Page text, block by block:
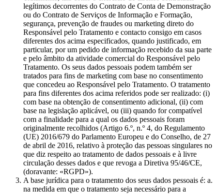
legítimos decorrentes do Contrato de Conta de Demonstração
ou do Contrato de Serviços de Informação e Formação,
segurança, prevenção de fraudes ou marketing direto do
Responsável pelo Tratamento e contacto consigo em casos
diferentes dos acima especificados, quando justificado, em
particular, por um pedido de informação recebido da sua parte
e pelo âmbito da atividade comercial do Responsável pelo
Tratamento. Os seus dados pessoais podem também ser
tratados para fins de marketing com base no consentimento
que concedeu ao Responsável pelo Tratamento. O tratamento
para fins diferentes dos acima referidos pode ser realizado: (i)
com base na obtenção de consentimento adicional, (ii) com
base na legislação aplicável, ou (iii) quando for compatível
com a finalidade para a qual os dados pessoais foram
originalmente recolhidos (Artigo 6.º, n.º 4, do Regulamento
(UE) 2016/679 do Parlamento Europeu e do Conselho, de 27
de abril de 2016, relativo à proteção das pessoas singulares no
que diz respeito ao tratamento de dados pessoais e à livre
circulação desses dados e que revoga a Diretiva 95/46/CE,
(doravante: «RGPD»).
A base jurídica para o tratamento dos seus dados pessoais é: a.
na medida em que o tratamento seja necessário para a